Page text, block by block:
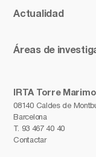
IRTA Torre
08140 Caldes de
Barcelona
T. 93 467 40 40
Contactar
Actualidad
Áreas de